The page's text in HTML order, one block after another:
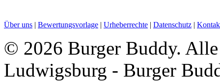
Über uns | Bewertungsvorlage | Urheberrechte | Datenschutz |
© 2026 Burger Buddy.
Ludwigsburg - Burger